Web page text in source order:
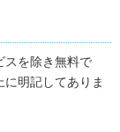
スを除き無料で
明記してありま